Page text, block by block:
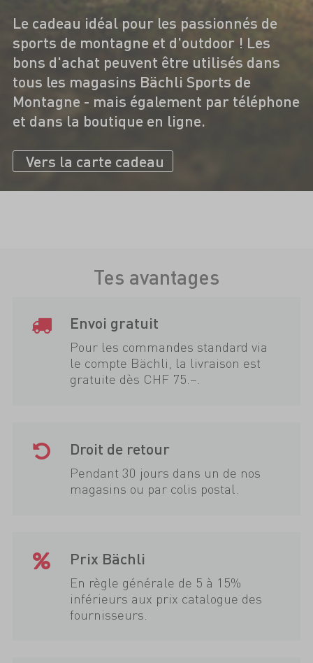
Le cadeau idéal pour les passionnés de
sports de montagne et d'outdoor ! Les
bons d'achat peuvent être utilisés dans
tous les magasins Bächli Sports de
Montagne - mais également par téléphone
et dans la boutique en ligne.
Vers la carte cadeau
Tes avantages
Envoi gratuit
Pour les commandes standard via
le compte Bächli, la livraison est
gratuite dès CHF 75.–.
Droit de retour
Pendant 30 jours dans un de nos
magasins ou par colis postal.
Prix Bächli
En règle générale de 5 à 15%
inférieurs aux prix catalogue des
fournisseurs.